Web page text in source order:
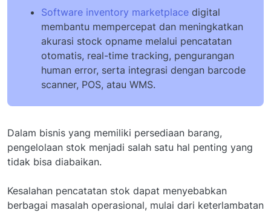
Software inventory marketplace digital
membantu mempercepat dan meningkatkan
akurasi stock opname melalui pencatatan
otomatis, real-time tracking, pengurangan
human error, serta integrasi dengan barcode
scanner, POS, atau WMS.
Dalam bisnis yang memiliki persediaan barang,
pengelolaan stok menjadi salah satu hal penting yang
tidak bisa diabaikan.
Kesalahan pencatatan stok dapat menyebabkan
berbagai masalah operasional, mulai dari keterlambatan